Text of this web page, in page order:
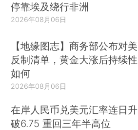
停靠埃及绕行非洲
2026年08月06日
【地缘图志】商务部公布对美
反制清单，黄金大涨后持续性
如何
2026年08月06日
在岸人民币兑美元汇率连日升
破6.75 重回三年半高位